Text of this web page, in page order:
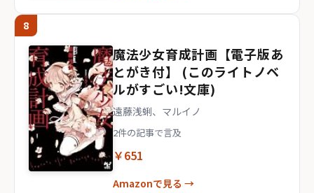
8
魔法少女育成計画【電子版あ
とがき付】 (このライトノベ
ルがすごい!文庫)
遠藤浅蜊、マルイノ
2件の記事で言及
￥651
Amazonで見る →